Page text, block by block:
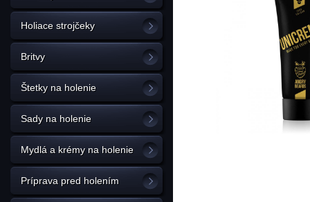
Holiace strojčeky
Britvy
Štetky na holenie
Sady na holenie
Mydlá a krémy na holenie
Príprava pred holením